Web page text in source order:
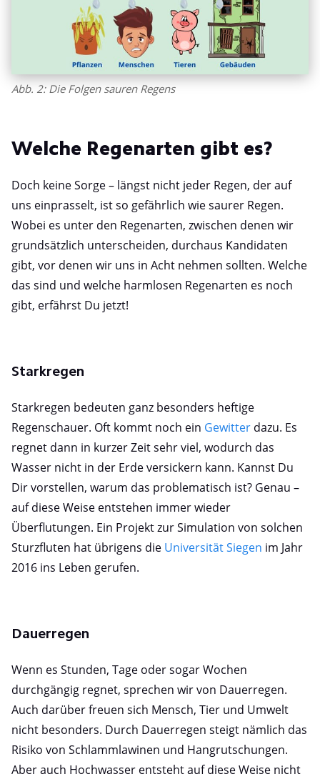
Abb. 2: Die Folgen sauren Regens
Welche Regenarten gibt es?
Doch keine Sorge – längst nicht jeder Regen, der auf
uns einprasselt, ist so gefährlich wie saurer Regen.
Wobei es unter den Regenarten, zwischen denen wir
grundsätzlich unterscheiden, durchaus Kandidaten
gibt, vor denen wir uns in Acht nehmen sollten. Welche
das sind und welche harmlosen Regenarten es noch
gibt, erfährst Du jetzt!
Starkregen
Starkregen bedeuten ganz besonders heftige
Regenschauer. Oft kommt noch ein Gewitter dazu. Es
regnet dann in kurzer Zeit sehr viel, wodurch das
Wasser nicht in der Erde versickern kann. Kannst Du
Dir vorstellen, warum das problematisch ist? Genau –
auf diese Weise entstehen immer wieder
Überflutungen. Ein Projekt zur Simulation von solchen
Sturzfluten hat übrigens die Universität Siegen im Jahr
2016 ins Leben gerufen.
Dauerregen
Wenn es Stunden, Tage oder sogar Wochen
durchgängig regnet, sprechen wir von Dauerregen.
Auch darüber freuen sich Mensch, Tier und Umwelt
nicht besonders. Durch Dauerregen steigt nämlich das
Risiko von Schlammlawinen und Hangrutschungen.
Aber auch Hochwasser entsteht auf diese Weise nicht